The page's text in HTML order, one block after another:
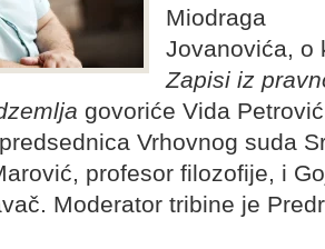
Miodraga
Jovanovića, o
Zapisi iz
govoriće Vida Petrović
Vrhovnog suda
profesor filozofije, i
Moderator tribine je